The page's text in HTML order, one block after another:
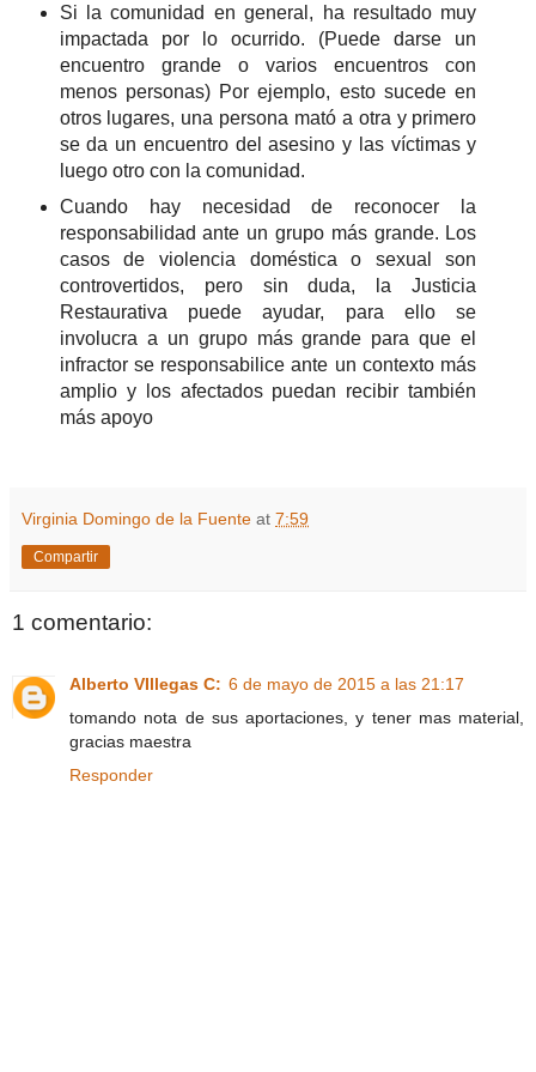
Si la comunidad en general, ha resultado muy
impactada por lo ocurrido. (Puede darse un
encuentro grande o varios encuentros con
menos personas) Por ejemplo, esto sucede en
otros lugares, una persona mató a otra y primero
se da un encuentro del asesino y las víctimas y
luego otro con la comunidad.
Cuando hay necesidad de reconocer la
responsabilidad ante un grupo más grande. Los
casos de violencia doméstica o sexual son
controvertidos, pero sin duda, la Justicia
Restaurativa puede ayudar, para ello se
involucra a un grupo más grande para que el
infractor se responsabilice ante un contexto más
amplio y los afectados puedan recibir también
más apoyo
Virginia Domingo de la Fuente at 7:59
Compartir
1 comentario:
Alberto VIllegas C: 6 de mayo de 2015 a las 21:17
tomando nota de sus aportaciones, y tener mas material,
gracias maestra
Responder